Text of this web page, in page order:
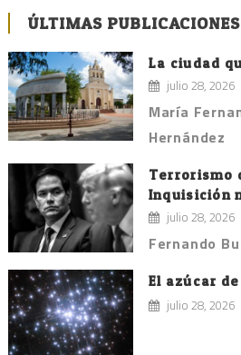
ÚLTIMAS PUBLICACIONES
La ciudad
julio 28, 2026
María
Hernández
Terrorismo
Inquisición
julio 28, 2026
Fernando
El azúcar
julio 28, 2026